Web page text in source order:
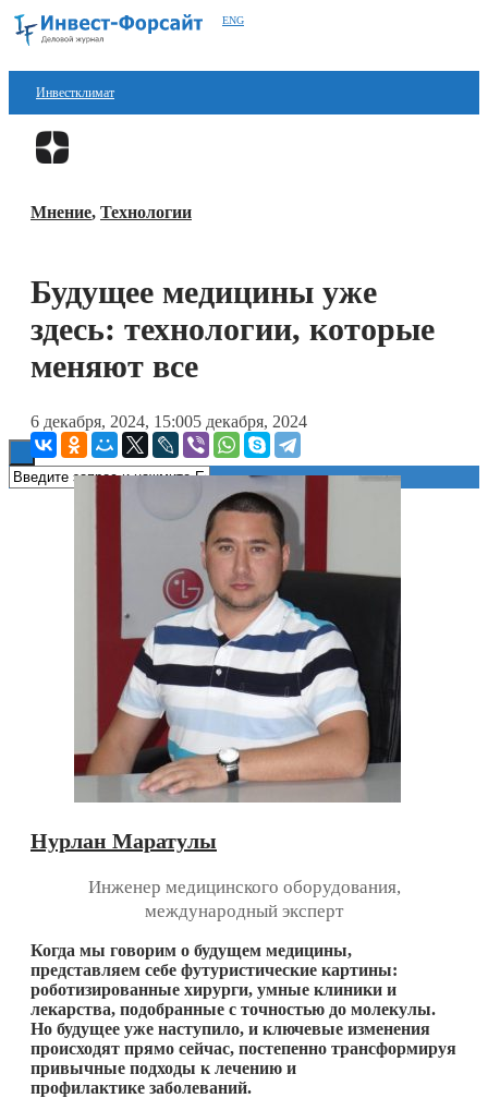
ENG
Инвестклимат
Финансы
Блокчейн
Технологии
Мнение, Технологии
Будущее медицины уже
здесь: технологии, которые
меняют все
6 декабря, 2024, 15:005 декабря, 2024
Нурлан Маратулы
Инженер медицинского оборудования,
международный эксперт
Когда мы говорим о будущем медицины,
представляем себе футуристические картины:
роботизированные хирурги, умные клиники и
лекарства, подобранные с точностью до молекулы.
Но будущее уже наступило, и ключевые изменения
происходят прямо сейчас, постепенно трансформируя
привычные подходы к лечению и
профилактике заболеваний.